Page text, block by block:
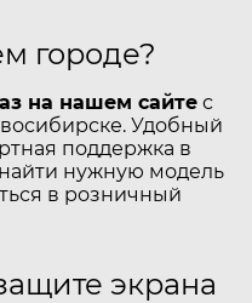
городе?
на нашем сайте с
Удобный
поддержка в
нужную модель
в розничный
экрана